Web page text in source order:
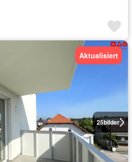
25bilder
Aktualisiert